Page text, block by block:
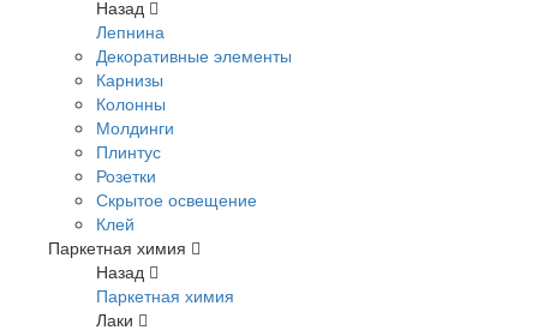
Назад
Лепнина
Декоративные элементы
Карнизы
Колонны
Молдинги
Плинтус
Розетки
Скрытое освещение
Клей
Паркетная химия
Назад
Паркетная химия
Лаки